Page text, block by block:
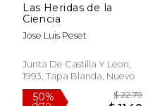
Las Heridas de la
Ciencia
Jose Luis Peset
Junta De Castilla Y Leon,
1993, Tapa Blanda, Nuevo